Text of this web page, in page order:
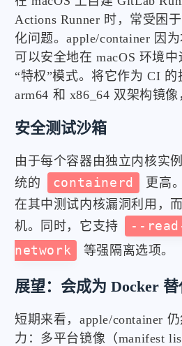
Actions Runner 时，常受困
化问题。apple/container 因
可以安全地在 macOS 环境
“特权”模式。将它作为 CI
arm64 和 x86_64 双架构镜像
安全测试沙箱
由于每个容器由独立内核实
统的
containerd
更高
在其中测试内核漏洞利用，
机。同时，它支持
--
network
等强隔离选项。
展望：会成为 Docker 替
短期来看，apple/container
力：多平台镜像（manifest